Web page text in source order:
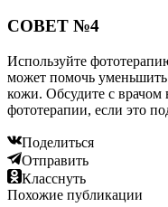
СОВЕТ №4
Используйте
может помочь уменьшить
кожи. Обсудите с врачом
фототерапии, если это
Поделиться
Отправить
Класснуть
Похожие публикации